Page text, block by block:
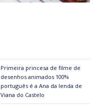
Primeira princesa de filme de
desenhos animados 100%
português é a Ana da lenda de
Viana do Castelo